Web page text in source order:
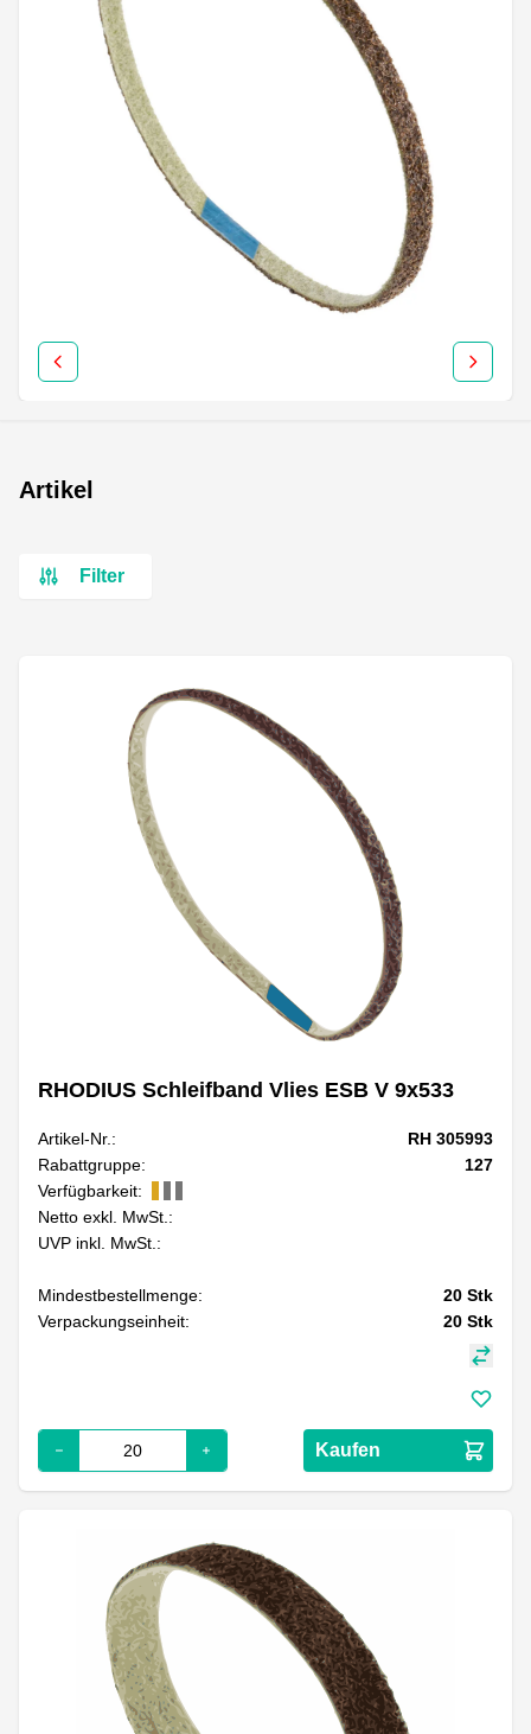
Artikel
Filter
RHODIUS Schleifband Vlies ESB V 9x533
Artikel-Nr.:
RH 305993
Rabattgruppe:
127
Verfügbarkeit:
Netto exkl. MwSt.:
UVP inkl. MwSt.:
Mindestbestellmenge: 20 Stk
Verpackungseinheit:
20 Stk
Kaufen